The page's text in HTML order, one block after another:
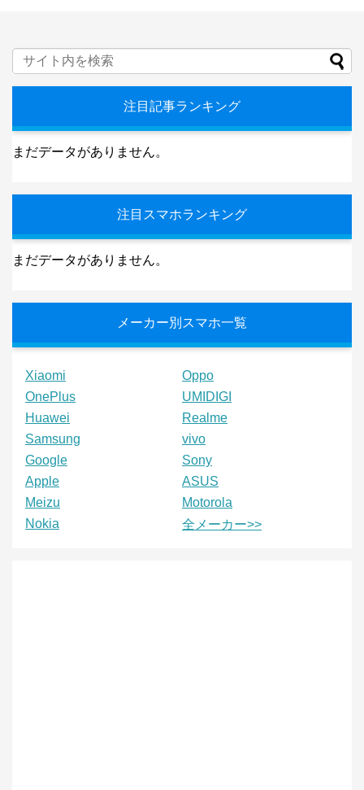
注目記事ランキング
まだデータがありません。
注目スマホランキング
まだデータがありません。
メーカー別スマホ一覧
Xiaomi
Oppo
OnePlus
UMIDIGI
Huawei
Realme
Samsung
vivo
Google
Sony
Apple
ASUS
Meizu
Motorola
Nokia
全メーカー>>